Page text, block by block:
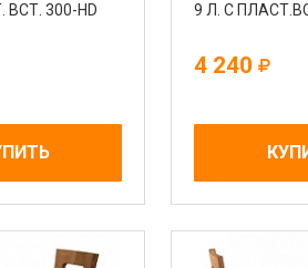
ВСТ. 300-НD
9 Л. С
4 240